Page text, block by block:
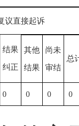
议直接起诉
结果
纠正
其他
结果
尚未
审结
总
0 0 0 0